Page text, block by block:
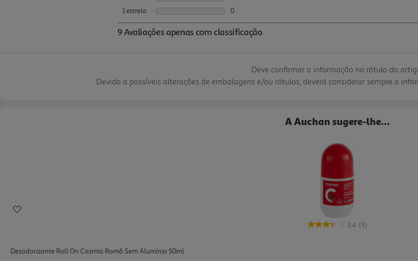
Deve confirmar a informação no rótulo do
Devido a possíveis alterações de embalagens e/ou rótulos, deverá considerar sempre a
A Auchan sugere-lhe...
3.4 (5)
Desodorizante Roll On Cosmia Romã Sem Alumínio 50ml